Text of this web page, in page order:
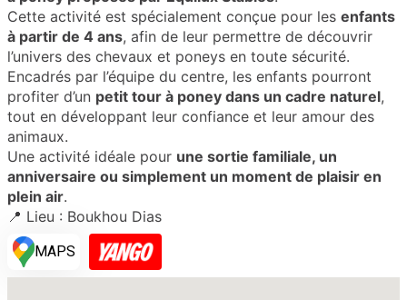
Cette activité est spécialement conçue pour les enfants
à partir de 4 ans, afin de leur permettre de découvrir
l’univers des chevaux et poneys en toute sécurité.
Encadrés par l’équipe du centre, les enfants pourront
profiter d’un petit tour à poney dans un cadre naturel,
tout en développant leur confiance et leur amour des
animaux.
Une activité idéale pour une sortie familiale, un
anniversaire ou simplement un moment de plaisir en
plein air.
📍 Lieu : Boukhou Dias
MAPS